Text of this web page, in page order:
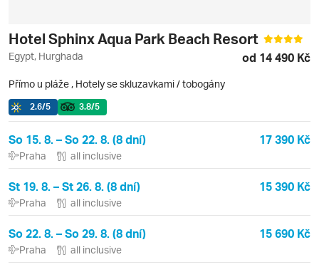
Hotel Sphinx Aqua Park Beach Resort
Egypt, Hurghada od 14 490 Kč
Přímo u pláže , Hotely se skluzavkami / tobogány
2.6/5 3.8/5
So 15. 8. – So 22. 8. (8 dní) 17 390 Kč
Praha all inclusive
St 19. 8. – St 26. 8. (8 dní) 15 390 Kč
Praha all inclusive
So 22. 8. – So 29. 8. (8 dní) 15 690 Kč
Praha all inclusive